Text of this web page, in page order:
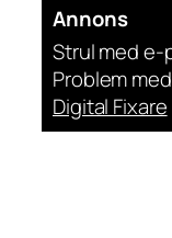
Annons
Strul med e-
Problem
Digital Fixare